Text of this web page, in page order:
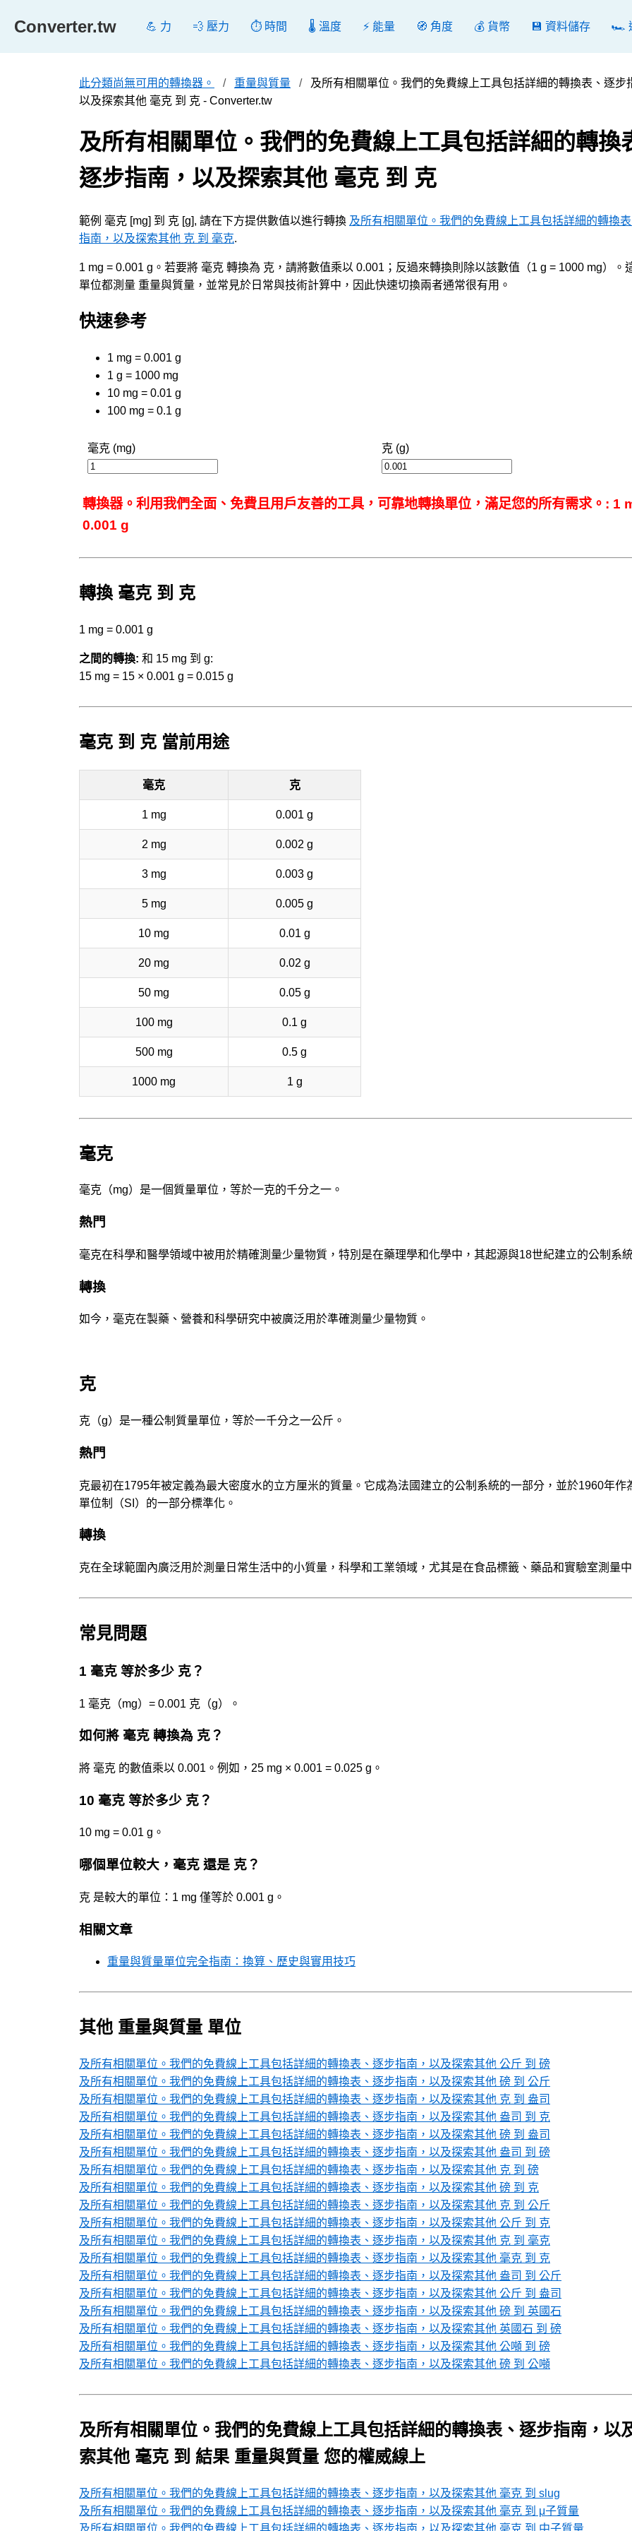
Converter.tw 💪 力 💨 壓力 ⏱️ 時間 🌡️ 溫度 ⚡ 能量 🧭 角度 💰 貨幣 💾 資料儲存 🏎️
此分類尚無可用的轉換器。 重量與質量
及所有相關單位。我們的免費線上工具包括詳細的轉換表、逐步
以及探索其他 毫克 到 克 - Converter.tw
及所有相關單位。我們的免費線上工具包括詳細的轉換
逐步指南，以及探索其他 毫克 到 克
範例 毫克 [mg] 到 克 [g], 請在下方提供數值以進行轉換 及所有相關單位。我們的免費線上工具包括詳細的轉換
指南，以及探索其他 克 到 毫克.
1 mg = 0.001 g。若要將 毫克 轉換為 克，請將數值乘以 0.001；反過來轉換則除以該數值（1 g = 1000 mg）。
單位都測量 重量與質量，並常見於日常與技術計算中，因此快速切換兩者通常很有用。
快速參考
1 mg = 0.001 g
1 g = 1000 mg
10 mg = 0.01 g
100 mg = 0.1 g
毫克 (mg) 克 (g)
轉換器。利用我們全面、免費且用戶友善的工具，可靠地轉換單位，滿足您的所有需求。: 1
0.001 g
轉換 毫克 到 克
1 mg = 0.001 g
之間的轉換: 和 15 mg 到 g:
15 mg = 15 × 0.001 g = 0.015 g
毫克 到 克 當前用途
毫克 克
1 mg 0.001 g
2 mg 0.002 g
3 mg 0.003 g
5 mg 0.005 g
10 mg 0.01 g
20 mg 0.02 g
50 mg 0.05 g
100 mg 0.1 g
500 mg 0.5 g
1000 mg 1 g
毫克
毫克（mg）是一個質量單位，等於一克的千分之一。
熱門
毫克在科學和醫學領域中被用於精確測量少量物質，特別是在藥理學和化學中，其起源與18世紀建立的公制系
轉換
如今，毫克在製藥、營養和科學研究中被廣泛用於準確測量少量物質。
克
克（g）是一種公制質量單位，等於一千分之一公斤。
熱門
克最初在1795年被定義為最大密度水的立方厘米的質量。它成為法國建立的公制系統的一部分，並於1960年作
單位制（SI）的一部分標準化。
轉換
克在全球範圍內廣泛用於測量日常生活中的小質量，科學和工業領域，尤其是在食品標籤、藥品和實驗室測量
常見問題
1 毫克 等於多少 克？
1 毫克（mg）= 0.001 克（g）。
如何將 毫克 轉換為 克？
將 毫克 的數值乘以 0.001。例如，25 mg × 0.001 = 0.025 g。
10 毫克 等於多少 克？
10 mg = 0.01 g。
哪個單位較大，毫克 還是 克？
克 是較大的單位：1 mg 僅等於 0.001 g。
相關文章
重量與質量單位完全指南：換算、歷史與實用技巧
其他 重量與質量 單位
及所有相關單位。我們的免費線上工具包括詳細的轉換表、逐步指南，以及探索其他 公斤 到 磅
及所有相關單位。我們的免費線上工具包括詳細的轉換表、逐步指南，以及探索其他 磅 到 公斤
及所有相關單位。我們的免費線上工具包括詳細的轉換表、逐步指南，以及探索其他 克 到 盎司
及所有相關單位。我們的免費線上工具包括詳細的轉換表、逐步指南，以及探索其他 盎司 到 克
及所有相關單位。我們的免費線上工具包括詳細的轉換表、逐步指南，以及探索其他 磅 到 盎司
及所有相關單位。我們的免費線上工具包括詳細的轉換表、逐步指南，以及探索其他 盎司 到 磅
及所有相關單位。我們的免費線上工具包括詳細的轉換表、逐步指南，以及探索其他 克 到 磅
及所有相關單位。我們的免費線上工具包括詳細的轉換表、逐步指南，以及探索其他 磅 到 克
及所有相關單位。我們的免費線上工具包括詳細的轉換表、逐步指南，以及探索其他 克 到 公斤
及所有相關單位。我們的免費線上工具包括詳細的轉換表、逐步指南，以及探索其他 公斤 到 克
及所有相關單位。我們的免費線上工具包括詳細的轉換表、逐步指南，以及探索其他 克 到 毫克
及所有相關單位。我們的免費線上工具包括詳細的轉換表、逐步指南，以及探索其他 毫克 到 克
及所有相關單位。我們的免費線上工具包括詳細的轉換表、逐步指南，以及探索其他 盎司 到 公斤
及所有相關單位。我們的免費線上工具包括詳細的轉換表、逐步指南，以及探索其他 公斤 到 盎司
及所有相關單位。我們的免費線上工具包括詳細的轉換表、逐步指南，以及探索其他 磅 到 英國石
及所有相關單位。我們的免費線上工具包括詳細的轉換表、逐步指南，以及探索其他 英國石 到 磅
及所有相關單位。我們的免費線上工具包括詳細的轉換表、逐步指南，以及探索其他 公噸 到 磅
及所有相關單位。我們的免費線上工具包括詳細的轉換表、逐步指南，以及探索其他 磅 到 公噸
及所有相關單位。我們的免費線上工具包括詳細的轉換表、逐步指南，以
索其他 毫克 到 結果 重量與質量 您的權威線上
及所有相關單位。我們的免費線上工具包括詳細的轉換表、逐步指南，以及探索其他 毫克 到 slug
及所有相關單位。我們的免費線上工具包括詳細的轉換表、逐步指南，以及探索其他 毫克 到 μ子質量